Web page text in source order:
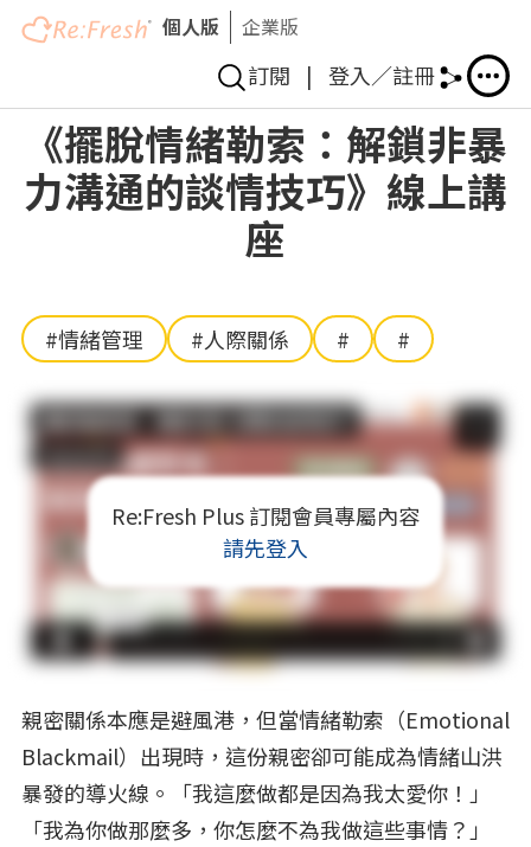
移
個人版 企業版
訂閱 | 登入／註冊
《擺脫情緒勒索：解鎖非暴
力溝通的談情技巧》線上講
座
#情緒管理 #人際關係 # #
Re:Fresh Plus 訂閱會員專屬內容
請先登入
親密關係本應是避風港，但當情緒勒索（Emotional
Blackmail）出現時，這份親密卻可能成為情緒山洪
暴發的導火線。「我這麼做都是因為我太愛你！」
「我為你做那麼多，你怎麼不為我做這些事情？」